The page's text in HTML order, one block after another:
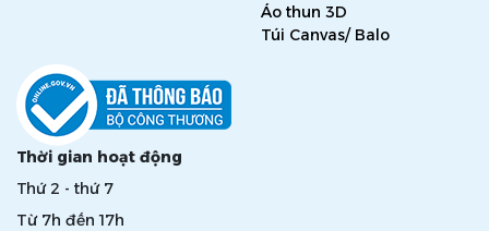
Áo thun 3D
Túi Canvas/ Balo
Thời gian hoạt động
Thứ 2 - thứ 7
Từ 7h đến 17h